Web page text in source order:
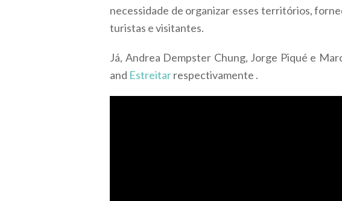
necessidade de organizar esses territórios,
turistas e visitantes.
Já, Andrea Dempster Chung, Jorge Piqué e
and Estreitarrespectivamente .